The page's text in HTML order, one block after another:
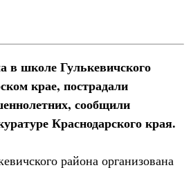
в школе Гулькевичского
крае, пострадали
сообщили
Краснодарского края.
района организована